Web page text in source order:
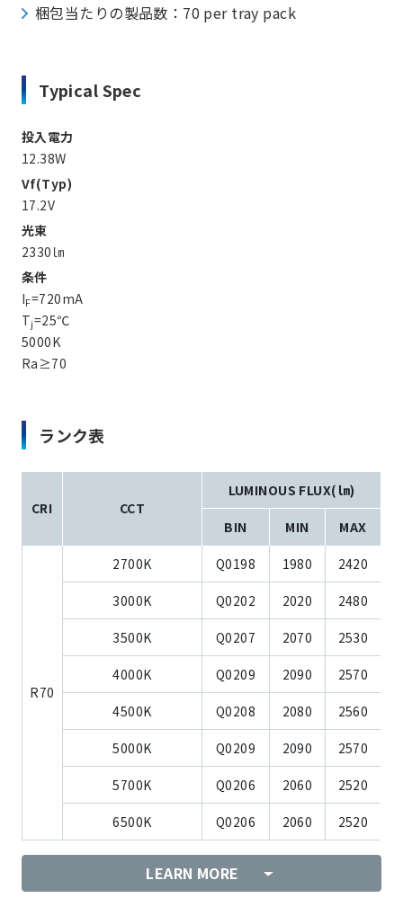
梱包当たりの製品数：70 per tray pack
Typical Spec
投入電力
12.38W
Vf(Typ)
17.2V
光束
2330㏐
条件
IF=720mA
Tj=25℃
5000K
Ra≥70
ランク表
CRI CCT
LUMINOUS FLUX(㏐)
BIN MIN MAX
R70
2700K Q0198 1980 2420
3000K Q0202 2020 2480
3500K Q0207 2070 2530
4000K Q0209 2090 2570
4500K Q0208 2080 2560
5000K Q0209 2090 2570
5700K Q0206 2060 2520
6500K Q0206 2060 2520
LEARN MORE